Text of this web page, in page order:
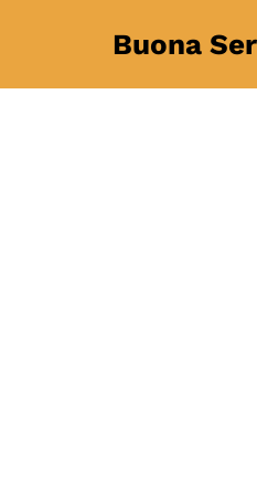
Buona